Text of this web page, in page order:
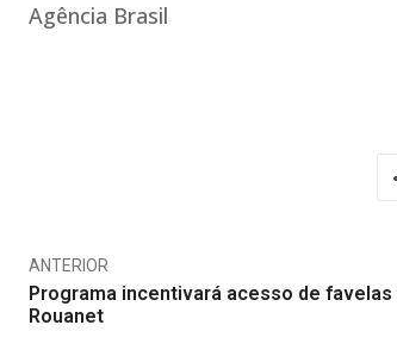
Agência Brasil
ANTERIOR
Programa incentivará acesso de
Rouanet